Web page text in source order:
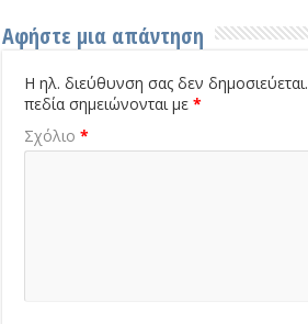
Αφήστε μια απάντηση
Η ηλ. διεύθυνση σας δεν δημοσιεύεται.
πεδία σημειώνονται με*
Σχόλιο*